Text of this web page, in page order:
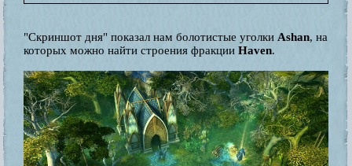
"Скриншот дня" показал нам болотистые уголки Ashan, на
которых можно найти строения фракции Haven.